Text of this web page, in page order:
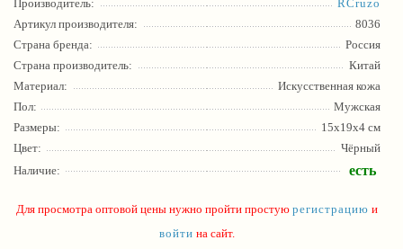
Производитель:
RCruzo
Артикул производителя:
8036
Страна бренда:
Россия
Страна производитель:
Китай
Материал:
Искусственная кожа
Пол:
Мужская
Размеры:
15х19х4 см
Цвет:
Чёрный
Наличие:
есть
Для просмотра оптовой цены нужно пройти простую регистрацию и
войти на сайт.